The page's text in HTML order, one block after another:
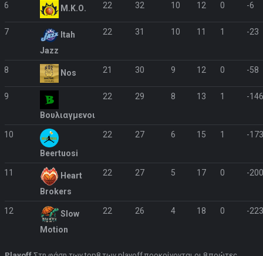
6 Μ.Κ.Ο. 22 32 10 12 0 -6
7
Itah
Jazz
22 31 10 11 1 -23
8 Nos 21 30 9 12 0 -58
9
Βουλιαγμενοι
22 29 8 13 1 -146
10
Beertuosi
22 27 6 15 1 -173
11
Heart
Brokers
22 27 5 17 0 -200
12
Slow
Motion
22 26 4 18 0 -223